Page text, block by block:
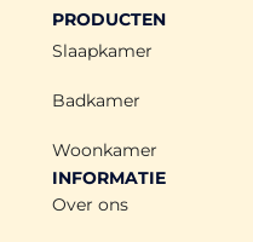
PRODUCTEN
Slaapkamer
Badkamer
Woonkamer
INFORMATIE
Over ons